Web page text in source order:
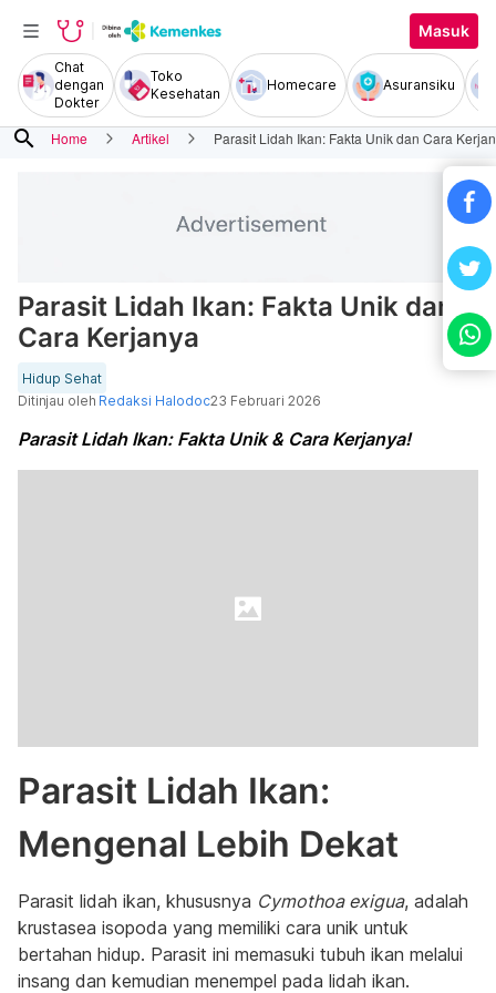
Masuk
Chat
dengan
Dokter
Toko
Kesehatan
Homecare Asuransiku
search Home Artikel Parasit Lidah Ikan: Fakta Unik dan Cara
Parasit Lidah Ikan: Fakta Unik dan
Cara Kerjanya
Hidup Sehat
Ditinjau oleh Redaksi Halodoc23 Februari 2026
Parasit Lidah Ikan: Fakta Unik & Cara Kerjanya!
Parasit Lidah Ikan:
Mengenal Lebih Dekat
Parasit lidah ikan, khususnya Cymothoa exigua, adalah
krustasea isopoda yang memiliki cara unik untuk
bertahan hidup. Parasit ini memasuki tubuh ikan melalui
insang dan kemudian menempel pada lidah ikan.